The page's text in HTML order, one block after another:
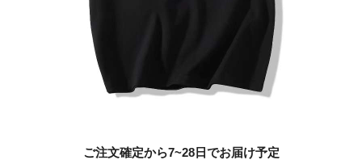
ご注文確定から7~28日でお届け予定